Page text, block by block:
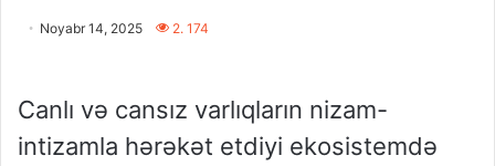
Noyabr 14, 2025 2. 174
Canlı və cansız varlıqların nizam-
intizamla hərəkət etdiyi ekosistemdə